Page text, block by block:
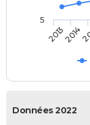
20132014
5
Données 2022